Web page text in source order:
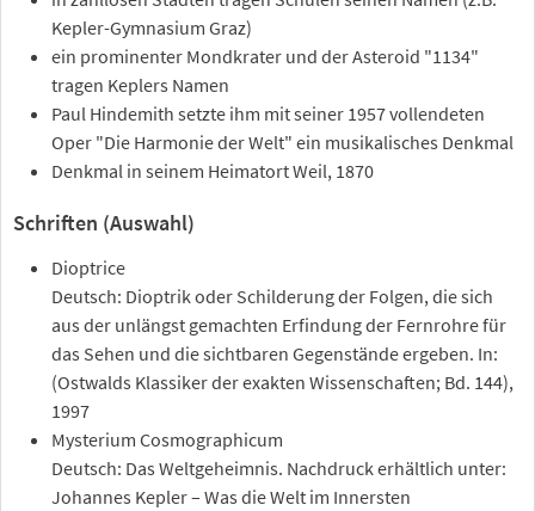
Kepler-Gymnasium Graz)
ein prominenter Mondkrater und der Asteroid "1134"
tragen Keplers Namen
Paul Hindemith setzte ihm mit seiner 1957 vollendeten
Oper "Die Harmonie der Welt" ein musikalisches Denkmal
Denkmal in seinem Heimatort Weil, 1870
Schriften (Auswahl)
Dioptrice
Deutsch: Dioptrik oder Schilderung der Folgen, die sich
aus der unlängst gemachten Erfindung der Fernrohre für
das Sehen und die sichtbaren Gegenstände ergeben. In:
(Ostwalds Klassiker der exakten Wissenschaften; Bd. 144),
1997
Mysterium Cosmographicum
Deutsch: Das Weltgeheimnis. Nachdruck erhältlich unter:
Johannes Kepler – Was die Welt im Innersten